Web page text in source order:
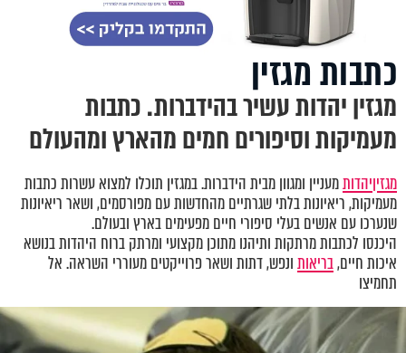
כתבות מגזין
מגזין יהדות עשיר בהידברות. כתבות
מעמיקות וסיפורים חמים מהארץ ומהעולם
מגזיןיהדותמעניין ומגוון מבית הידברות. במגזין תוכלו למצוא עשרות כתבות
מעמיקות, ריאיונות בלתי שגרתיים מהחדשות עם מפורסמים, ושאר ריאיונות
שנערכו עם אנשים בעלי סיפורי חיים מפעימים בארץ ובעולם.
היכנסו לכתבות מרתקות ותיהנו מתוכן מקצועי ומרתק ברוח היהדות בנושא
איכות חיים,בריאותונפש, דתות ושאר פרוייקטים מעוררי השראה. אל
תחמיצו